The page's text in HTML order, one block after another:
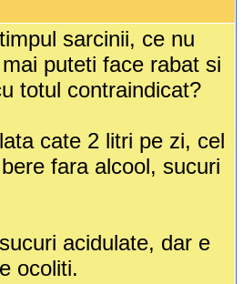
sarcinii, ce nu
puteti face rabat si
totul contraindicat?
cate 2 litri pe zi, cel
fara alcool, sucuri
acidulate, dar e
ocoliti.